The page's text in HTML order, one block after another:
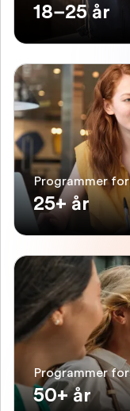
18–25 år
Programmer for
25+ år
Programmer for
50+ år